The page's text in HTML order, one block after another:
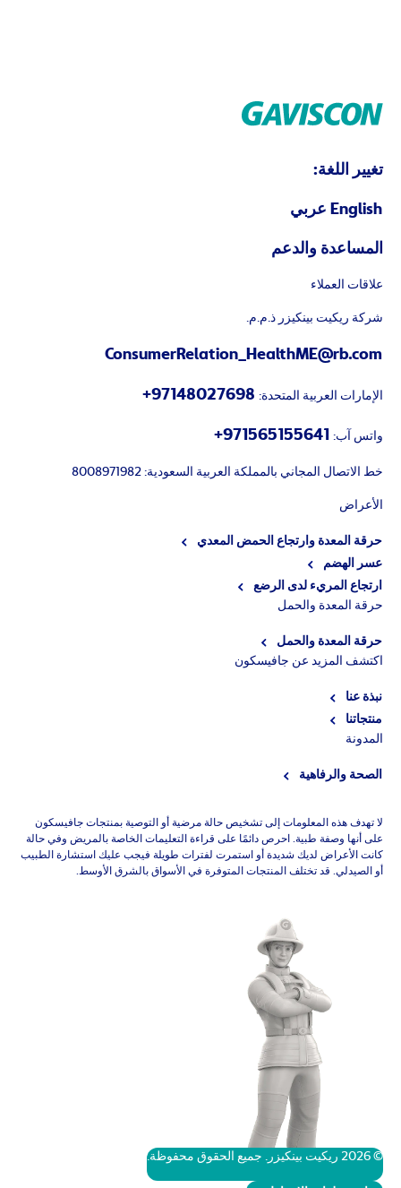
تغيير اللغة:
English عربي
المساعدة والدعم
علاقات العملاء
شركة ريكيت بينكيزر ذ.م.م.
ConsumerRelation_HealthME@rb.com
الإمارات العربية المتحدة: 97148027698+
واتس آب: 971565155641+
خط الاتصال المجاني بالمملكة العربية السعودية: 8008971982
الأعراض
حرقة المعدة وارتجاع الحمض المعدي
عسر الهضم
ارتجاع المريء لدى الرضع
حرقة المعدة والحمل
حرقة المعدة والحمل
اكتشف المزيد عن جافيسكون
نبذة عنا
منتجاتنا
المدونة
الصحة والرفاهية
لا تهدف هذه المعلومات إلى تشخيص حالة مرضية أو التوصية بمنتجات جافيسكون
على أنها وصفة طبية. احرص دائمًا على قراءة التعليمات الخاصة بالمريض وفي حالة
كانت الأعراض لديك شديدة أو استمرت لفترات طويلة فيجب عليك استشارة الطبيب
أو الصيدلي. قد تختلف المنتجات المتوفرة في الأسواق بالشرق الأوسط.
© 2026 ريكيت بينكيزر. جميع الحقوق محفوظة.